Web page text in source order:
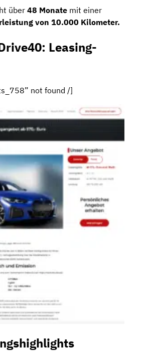
über 48 Monate mit einer
von 10.000 Kilometer.
Leasing-
not found /]